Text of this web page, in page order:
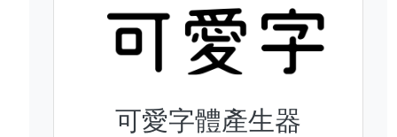
可愛字體產生器